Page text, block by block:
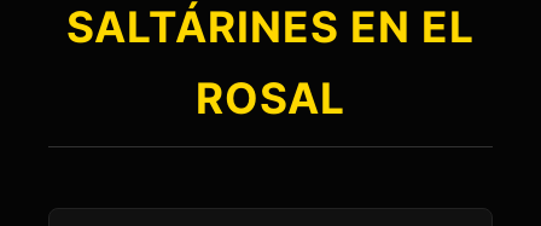
SALTÁRINES EN EL
ROSAL